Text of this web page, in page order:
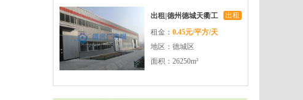
出租|德州德城天衢工
业园厂房出租
出租
租金： 0.45元/平方/天
地区：德城区
面积：26250m²